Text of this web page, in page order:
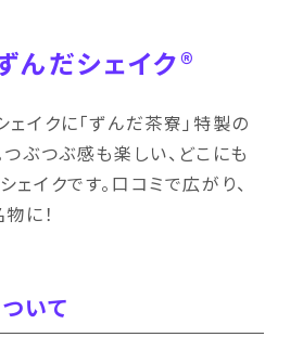
んだシェイク®
ェイクに「ずんだ茶寮」特製の
つぶつぶ感も楽しい、どこにも
イクです。口コミで広がり、
に！
いて